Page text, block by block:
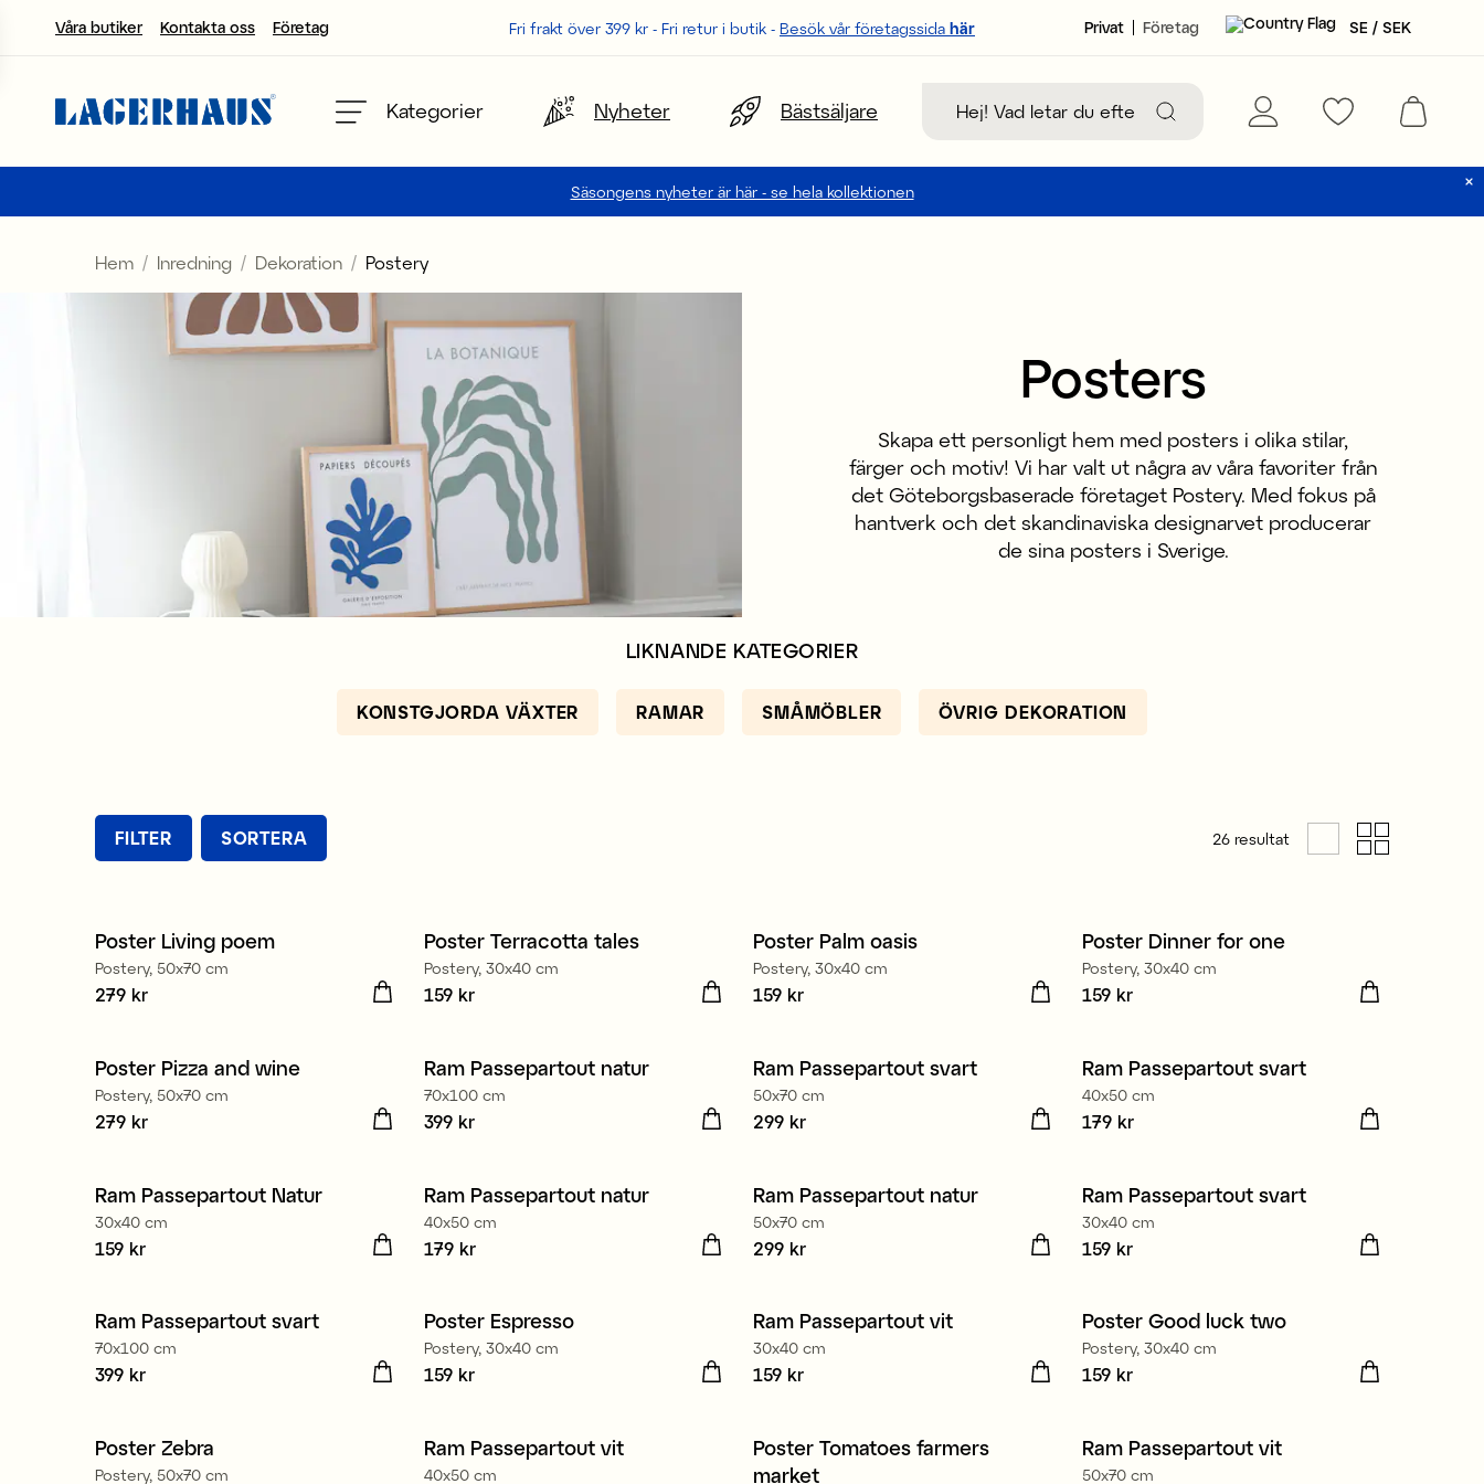
Våra butiker Kontakta oss Företag Fri frakt över 399 kr - Fri retur i butik - Besök vår företagssida här Privat Företag SE / SEK
Kategorier Nyheter Bästsäljare
Säsongens nyheter är här - se hela kollektionen
Välj språk / valuta
FI / EUR
NO / NKR
Hem Inredning Dekoration Postery
Posters
Skapa ett personligt hem med posters i olika stilar,
färger och motiv! Vi har valt ut några av våra favoriter från
det Göteborgsbaserade företaget Postery. Med fokus på
hantverk och det skandinaviska designarvet producerar
de sina posters i Sverige.
LIKNANDE KATEGORIER
KONSTGJORDA VÄXTER RAMAR SMÅMÖBLER ÖVRIG DEKORATION
FILTER SORTERA 26 resultat
Nyhet
Poster Living poem
Postery, 50x70 cm
Pris :279 kr
279 kr
Nyhet
Poster Terracotta tales
Postery, 30x40 cm
Pris :159 kr
159 kr
Nyhet
Poster Palm oasis
Postery, 30x40 cm
Pris :159 kr
159 kr
Nyhet
Poster Dinner for one
Postery, 30x40 cm
Pris :159 kr
159 kr
Nyhet
Poster Pizza and wine
Postery, 50x70 cm
Pris :279 kr
279 kr
3 för 2
Ram Passepartout natur
70x100 cm
Pris :399 kr
399 kr
3 för 2
Ram Passepartout svart
50x70 cm
Pris :299 kr
299 kr
3 för 2
Ram Passepartout svart
40x50 cm
Pris :179 kr
179 kr
3 för 2
Ram Passepartout Natur
30x40 cm
Pris :159 kr
159 kr
3 för 2
Ram Passepartout natur
40x50 cm
Pris :179 kr
179 kr
3 för 2
Ram Passepartout natur
50x70 cm
Pris :299 kr
299 kr
3 för 2
Ram Passepartout svart
30x40 cm
Pris :159 kr
159 kr
3 för 2
Ram Passepartout svart
70x100 cm
Pris :399 kr
399 kr
Poster Espresso
Postery, 30x40 cm
Pris :159 kr
159 kr
3 för 2
Ram Passepartout vit
30x40 cm
Pris :159 kr
159 kr
Poster Good luck two
Postery, 30x40 cm
Pris :159 kr
159 kr
Poster Zebra
Postery, 50x70 cm
3 för 2
Ram Passepartout vit
40x50 cm
Poster Tomatoes farmers
market
3 för 2
Ram Passepartout vit
50x70 cm